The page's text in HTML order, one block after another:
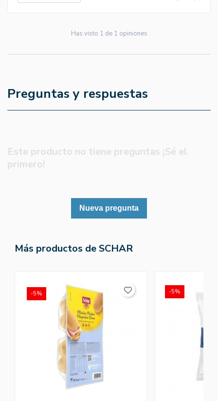
Has visto 1 de 1 opiniones
Preguntas y respuestas
Este producto no tiene preguntas ¡Sé el
primero!
Nueva pregunta
Más productos de SCHAR
-5% -5%